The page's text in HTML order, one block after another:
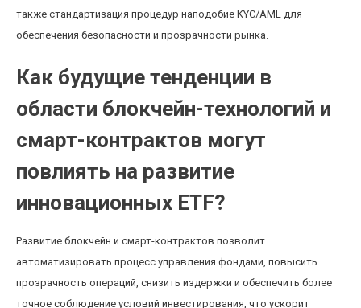
также стандартизация процедур наподобие KYC/AML для
обеспечения безопасности и прозрачности рынка.
Как будущие тенденции в
области блокчейн-технологий и
смарт-контрактов могут
повлиять на развитие
инновационных ETF?
Развитие блокчейн и смарт-контрактов позволит
автоматизировать процесс управления фондами, повысить
прозрачность операций, снизить издержки и обеспечить более
точное соблюдение условий инвестирования, что ускорит